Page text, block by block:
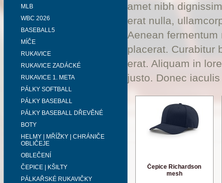
MLB
WBC 2026
BASEBALL5
MÍČE
RUKAVICE
RUKAVICE ZADÁCKÉ
RUKAVICE 1. META
PÁLKY SOFTBALL
PÁLKY BASEBALL
PÁLKY BASEBALL DŘEVĚNÉ
BOTY
HELMY | MŘÍŽKY | CHRÁNIČE
OBLIČEJE
OBLEČENÍ
ČEPICE | KŠILTY
PÁLKAŘSKÉ RUKAVIČKY
amet nibh
erat nulla,
Aenean
placerat. Curabitur
erat. Aliquam in
justo. Donec
Čepice Richardson
mesh